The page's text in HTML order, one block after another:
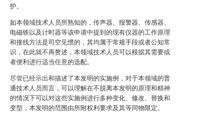
护。
如本领域技术人员所熟知的，传声器、报警器、传感器、
电磁铁以及计时器等该申请中提到的现有仪器的工作原理
和接线方法是司空见惯的，其均属于常规手段或者公知常
识，在此就不再赘述，本领域技术人员可以根据其需要或
者便利进行适当任意的选配。
尽管已经示出和描述了本发明的实施例，对于本领域的普
通技术人员而言，可以理解在不脱离本发明的原理和精神
的情况下可以对这些实施例进行多种变化、修改、替换和
变型，本发明的范围由所附权利要求及其等同物限定。